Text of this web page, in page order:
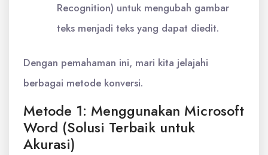
Recognition) untuk mengubah gambar
teks menjadi teks yang dapat diedit.
Dengan pemahaman ini, mari kita jelajahi
berbagai metode konversi.
Metode 1: Menggunakan Microsoft
Word (Solusi Terbaik untuk
Akurasi)